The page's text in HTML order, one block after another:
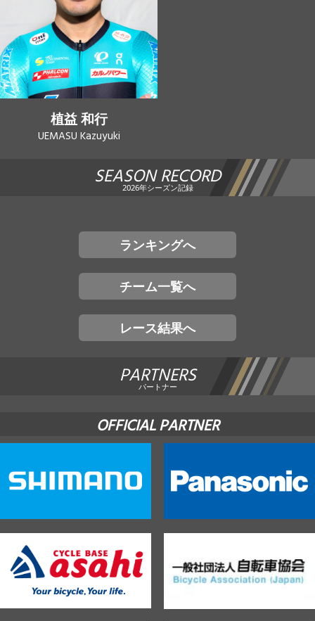
植益 和行
UEMASU Kazuyuki
SEASON RECORD
2026年シーズン記録
ランキングへ
チーム一覧へ
レース結果へ
PARTNERS
パートナー
OFFICIAL PARTNER